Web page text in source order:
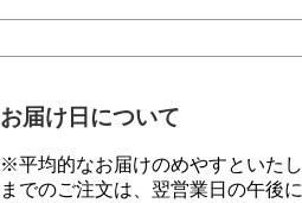
お届け日について
※平均的なお届けのめやすといた
までのご注文は、翌営業日の午後